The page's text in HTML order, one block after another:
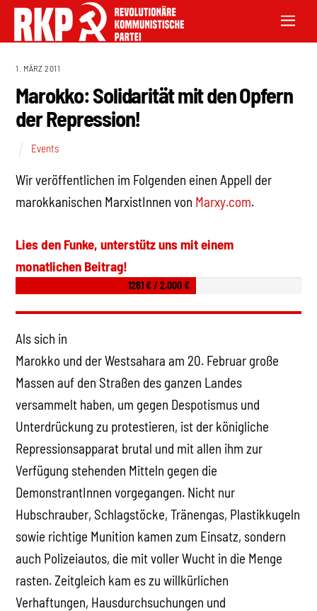
1. MÄRZ 2011
Marokko: Solidarität mit den Opfern
der Repression!
Events
Wir veröffentlichen im Folgenden einen Appell der
marokkanischen MarxistInnen von Marxy.com.
Lies den Funke, unterstütz uns mit einem
monatlichen Beitrag!
1261 € / 2.000 €
Als sich in
Marokko und der Westsahara am 20. Februar große
Massen auf den Straßen des ganzen Landes
versammelt haben, um gegen Despotismus und
Unterdrückung zu protestieren, ist der königliche
Repressionsapparat brutal und mit allen ihm zur
Verfügung stehenden Mitteln gegen die
DemonstrantInnen vorgegangen. Nicht nur
Hubschrauber, Schlagstöcke, Tränengas, Plastikkugeln
sowie richtige Munition kamen zum Einsatz, sondern
auch Polizeiautos, die mit voller Wucht in die Menge
rasten. Zeitgleich kam es zu willkürlichen
Verhaftungen, Hausdurchsuchungen und